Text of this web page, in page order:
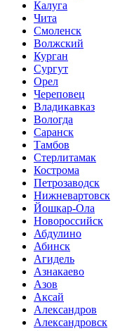
Калуга
Чита
Смоленск
Волжский
Курган
Сургут
Орел
Череповец
Владикавказ
Вологда
Саранск
Тамбов
Стерлитамак
Кострома
Петрозаводск
Нижневартовск
Йошкар-Ола
Новороссийск
Абдулино
Абинск
Агидель
Азнакаево
Азов
Аксай
Александров
Александровск